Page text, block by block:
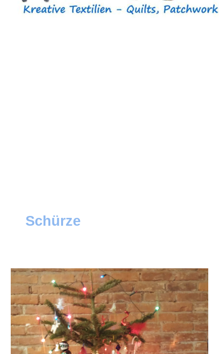
Schürze